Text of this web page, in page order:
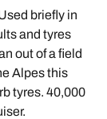
briefly in
and tyres
out of a field
Alpes this
tyres. 40,000